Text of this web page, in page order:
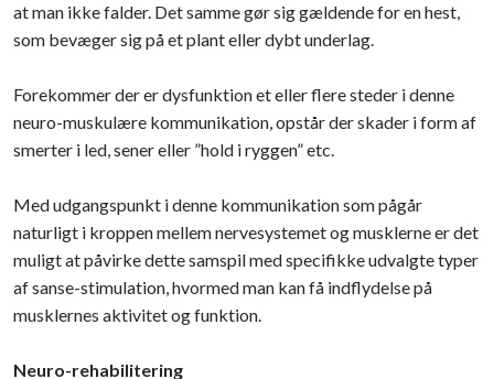
at man ikke falder. Det samme gør sig gældende for en hest,
som bevæger sig på et plant eller dybt underlag.
Forekommer der er dysfunktion et eller flere steder i denne
neuro-muskulære kommunikation, opstår der skader i form af
smerter i led, sener eller ”hold i ryggen” etc.
Med udgangspunkt i denne kommunikation som pågår
naturligt i kroppen mellem nervesystemet og musklerne er det
muligt at påvirke dette samspil med specifikke udvalgte typer
af sanse-stimulation, hvormed man kan få indflydelse på
musklernes aktivitet og funktion.
Neuro-rehabilitering